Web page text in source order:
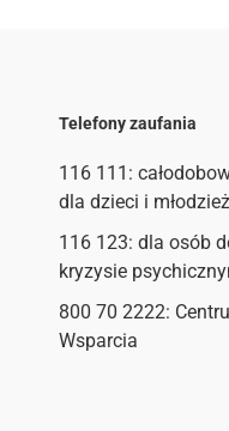
Telefony zaufania
116 111 :
dla dzieci i
116 123: dla osób
kryzysie
800 70 2222:
Wsparcia